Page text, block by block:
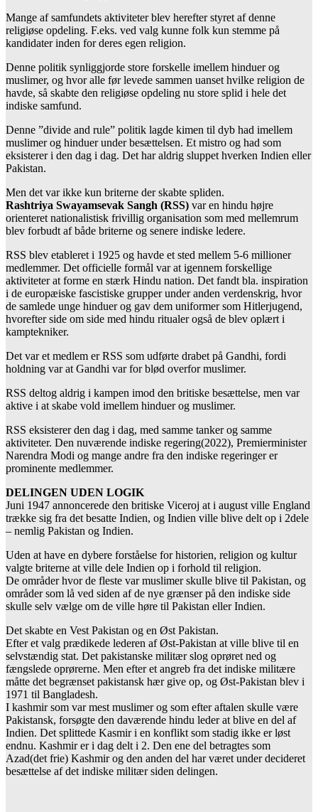
Mange af samfundets aktiviteter blev herefter styret af denne
religiøse opdeling. F.eks. ved valg kunne folk kun stemme på
kandidater inden for deres egen religion.
Denne politik synliggjorde store forskelle imellem hinduer og
muslimer, og hvor alle før levede sammen uanset hvilke religion de
havde, så skabte den religiøse opdeling nu store splid i hele det
indiske samfund.
Denne ”divide and rule” politik lagde kimen til dyb had imellem
muslimer og hinduer under besættelsen. Et mistro og had som
eksisterer i den dag i dag. Det har aldrig sluppet hverken Indien eller
Pakistan.
Men det var ikke kun briterne der skabte spliden.
Rashtriya Swayamsevak Sangh (RSS) var en hindu højre
orienteret nationalistisk frivillig organisation som med mellemrum
blev forbudt af både briterne og senere indiske ledere.
RSS blev etableret i 1925 og havde et sted mellem 5-6 millioner
medlemmer. Det officielle formål var at igennem forskellige
aktiviteter at forme en stærk Hindu nation. Det fandt bla. inspiration
i de europæiske fascistiske grupper under anden verdenskrig, hvor
de samlede unge hinduer og gav dem uniformer som Hitlerjugend,
hvorefter side om side med hindu ritualer også de blev oplært i
kamptekniker.
Det var et medlem er RSS som udførte drabet på Gandhi, fordi
holdning var at Gandhi var for blød overfor muslimer.
RSS deltog aldrig i kampen imod den britiske besættelse, men var
aktive i at skabe vold imellem hinduer og muslimer.
RSS eksisterer den dag i dag, med samme tanker og samme
aktiviteter. Den nuværende indiske regering(2022), Premierminister
Narendra Modi og mange andre fra den indiske regeringer er
prominente medlemmer.
DELINGEN UDEN LOGIK
Juni 1947 annoncerede den britiske Viceroj at i august ville England
trække sig fra det besatte Indien, og Indien ville blive delt op i 2dele
– nemlig Pakistan og Indien.
Uden at have en dybere forståelse for historien, religion og kultur
valgte briterne at ville dele Indien op i forhold til religion.
De områder hvor de fleste var muslimer skulle blive til Pakistan, og
områder som lå ved siden af de nye grænser på den indiske side
skulle selv vælge om de ville høre til Pakistan eller Indien.
Det skabte en Vest Pakistan og en Øst Pakistan.
Efter et valg prædikede lederen af Øst-Pakistan at ville blive til en
selvstændig stat. Det pakistanske militær slog oprøret ned og
fængslede oprørerne. Men efter et angreb fra det indiske militære
måtte det begrænset pakistansk hær give op, og Øst-Pakistan blev i
1971 til Bangladesh.
I kashmir som var mest muslimer og som efter aftalen skulle være
Pakistansk, forsøgte den daværende hindu leder at blive en del af
Indien. Det splittede Kasmir i en konflikt som stadig ikke er løst
endnu. Kashmir er i dag delt i 2. Den ene del betragtes som
Azad(det frie) Kashmir og den anden del har været under decideret
besættelse af det indiske militær siden delingen.